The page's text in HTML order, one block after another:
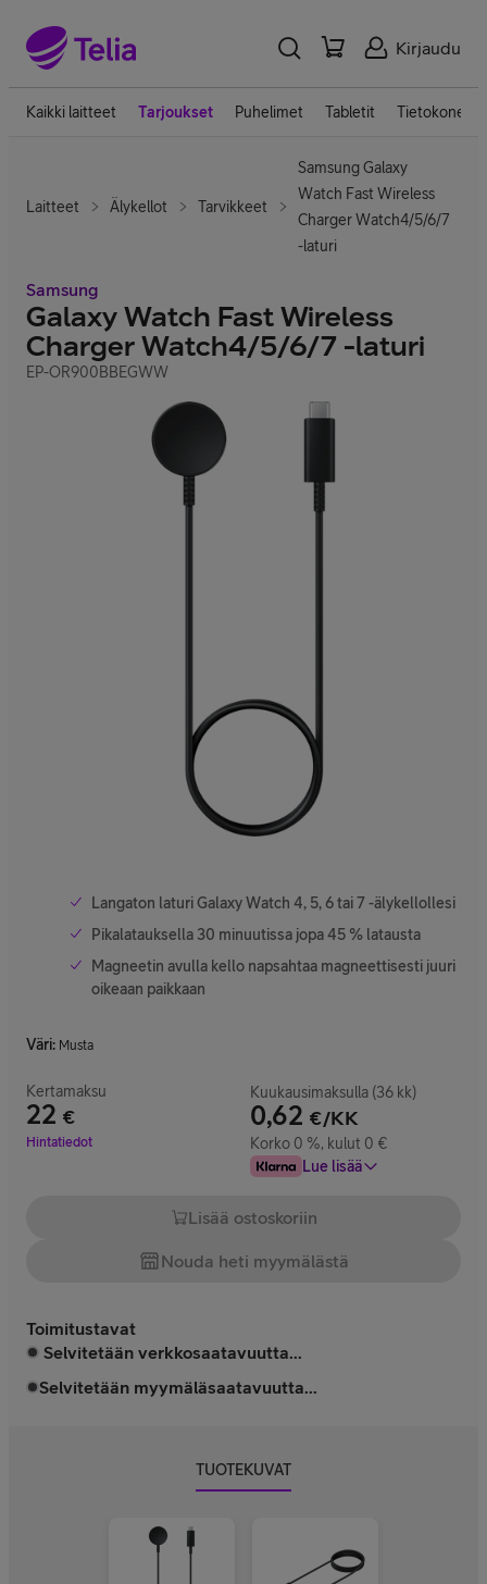
Kirjaudu
Kaikki laitteet Tarjoukset Puhelimet Tabletit Tietokoneet
Laitteet Älykellot Tarvikkeet
Samsung Galaxy
Watch Fast Wireless
Charger Watch4/5/6/7
-laturi
Samsung
Galaxy Watch Fast Wireless
Charger Watch4/5/6/7 -laturi
EP-OR900BBEGWW
Langaton laturi Galaxy Watch 4, 5, 6 tai 7 -älykellollesi
Pikalatauksella 30 minuutissa jopa 45 % latausta
Magneetin avulla kello napsahtaa magneettisesti juuri
oikeaan paikkaan
Väri: Musta
Kertamaksu
22 €
Hinta 22 €
Hintatiedot
Kuukausimaksulla (36 kk)
0,62 €/KK
Korko 0 %, kulut 0 €
Lue lisää
Lisää ostoskoriin
Nouda heti myymälästä
Toimitustavat
Selvitetään verkkosaatavuutta...
Selvitetään myymäläsaatavuutta...
TUOTEKUVAT